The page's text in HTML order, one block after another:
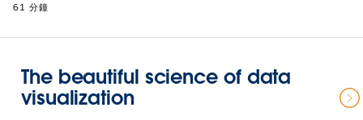
61 分鐘
The beautiful science of data
visualization